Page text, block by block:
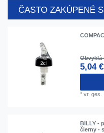
ČASTO ZAKÚPENÉ
Obvyklá
5,04
*vr. ges.
BILLY -
čierny -